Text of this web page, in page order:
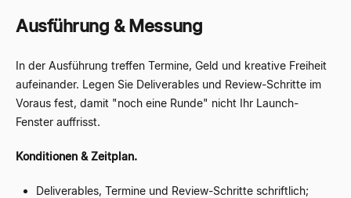
Ausführung & Messung
In der Ausführung treffen Termine, Geld und kreative Freiheit
aufeinander. Legen Sie Deliverables und Review-Schritte im
Voraus fest, damit "noch eine Runde" nicht Ihr Launch-
Fenster auffrisst.
Konditionen & Zeitplan.
Deliverables, Termine und Review-Schritte schriftlich;